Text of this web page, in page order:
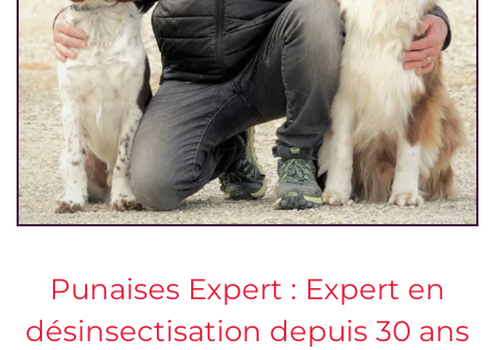
Punaises Expert : Expert en
désinsectisation depuis 30 ans